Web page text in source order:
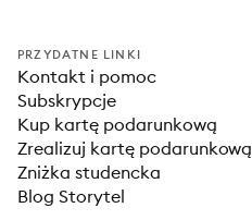
PRZYDATNE LINKI
Kontakt i pomoc
Subskrypcje
Kup kartę podarunkową
Zrealizuj kartę podarunkową
Zniżka studencka
Blog Storytel